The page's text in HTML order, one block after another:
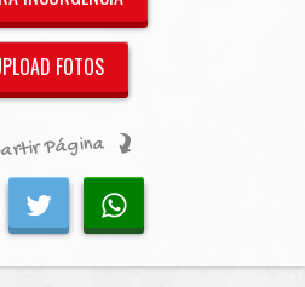
FOTOS
Página